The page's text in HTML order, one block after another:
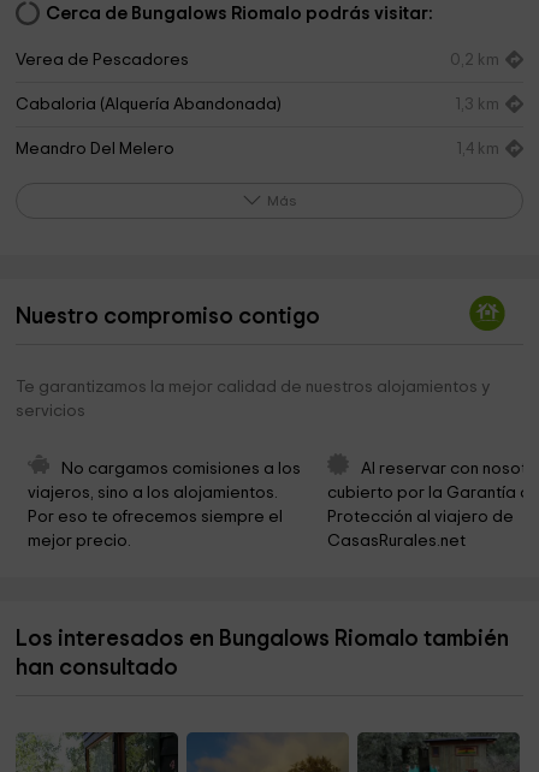
Cerca de Bungalows Riomalo podrás visitar:
Verea de Pescadores 0,2 km
Cabaloria (Alquería Abandonada) 1,3 km
Meandro Del Melero 1,4 km
Ermita del Humilladero 5,0 km
Batuecas Ruta Rupestre
Carmelitas Descalzos De Castilla Curia Provincial
Ayuntamiento de Mogarraz
Ayuntamiento 10,3 km
Bodega La Muralla 11,6 km
Más
Nuestro compromiso contigo
Te garantizamos la mejor calidad de nuestros alojamientos y
servicios
No cargamos comisiones a los
viajeros, sino a los alojamientos.
Por eso te ofrecemos siempre el
mejor precio.
Al reservar con
cubierto por la Garantía
Protección al viajero de
CasasRurales.net
Los interesados en Bungalows Riomalo también
han consultado